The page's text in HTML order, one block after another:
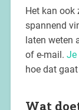
Het kan ook
spannend
laten weten
of e-mail. Je
hoe dat
Wat